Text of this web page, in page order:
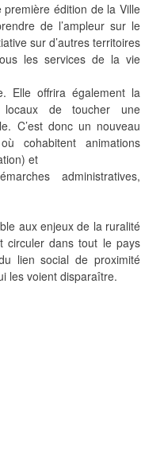
édition de la Ville
de l’ampleur sur le
sur d’autres territoires
les services de la vie
Elle offrira également la
locaux de toucher une
C’est donc un nouveau
cohabitent animations
et
administratives,
aux enjeux de la ruralité
circuler dans tout le pays
lien social de proximité
les voient disparaître.